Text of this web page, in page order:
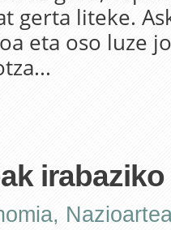
gerta liteke.
eta oso luze
,